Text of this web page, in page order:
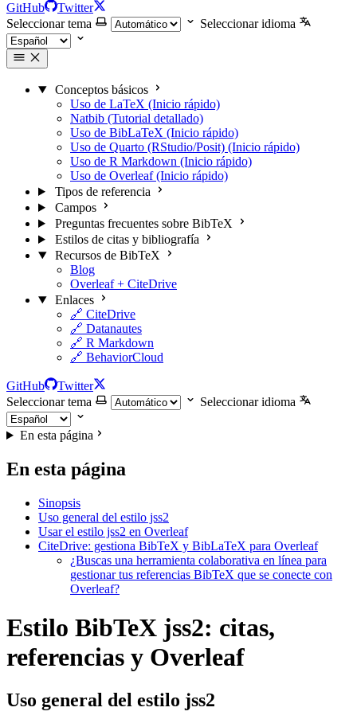
GitHub
Twitter
Seleccionar tema
Seleccionar idioma
Conceptos básicos
Uso de LaTeX (Inicio rápido)
Natbib (Tutorial detallado)
Uso de BibLaTeX (Inicio rápido)
Uso de Quarto (RStudio/Posit) (Inicio rápido)
Uso de R Markdown (Inicio rápido)
Uso de Overleaf (Inicio rápido)
Tipos de referencia
Campos
Preguntas frecuentes sobre BibTeX
Estilos de citas y bibliografía
Recursos de BibTeX
Blog
Overleaf + CiteDrive
Enlaces
🔗 CiteDrive
🔗 Datanautes
🔗 R Markdown
🔗 BehaviorCloud
GitHub
Twitter
Seleccionar tema
Seleccionar idioma
En esta página
En esta página
Sinopsis
Uso general del estilo jss2
Usar el estilo jss2 en Overleaf
CiteDrive: gestiona BibTeX y BibLaTeX para Overleaf
¿Buscas una herramienta colaborativa en línea para
gestionar tus referencias BibTeX que se conecte con
Overleaf?
Estilo BibTeX jss2: citas,
referencias y Overleaf
Uso general del estilo jss2